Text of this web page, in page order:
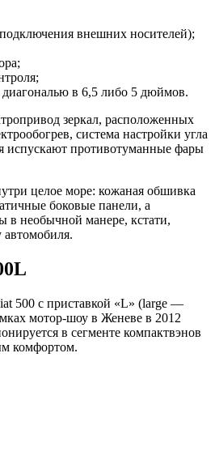
внешних носителей);
в 6,5 либо 5 дюймов.
зеркал, расположенных
система настройки угла
испускают противотуманные фары
целое море: кожаная обшивка
боковые панели, а
в необычной манере, кстати,
500 с приставкой «L» (large —
мотор-шоу в Женеве в 2012
в сегменте компактвэнов
комфортом.